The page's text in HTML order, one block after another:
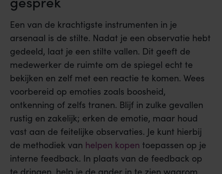
Een van de krachtigste instrumenten in je
arsenaal is de stilte. Nadat je een observatie hebt
gedeeld, laat je een stilte vallen. Dit geeft de
medewerker de ruimte om de spiegel echt te
bekijken en zelf met een reactie te komen. Wees
voorbereid op emoties zoals boosheid,
ontkenning of zelfs tranen. Blijf in zulke gevallen
rustig en zakelijk; erken de emotie, maar houd
vast aan de feitelijke observaties. Je kunt hierbij
de methodiek van helpen kopen toepassen op je
interne feedback. In plaats van de feedback op
te dringen, help je de ander in te zien waarom